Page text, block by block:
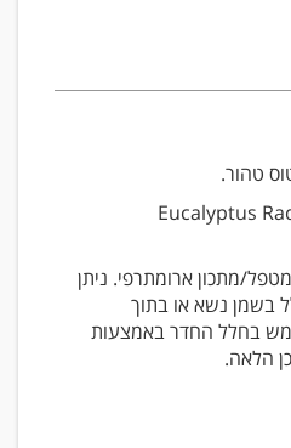
Eucalyptus
מתכון ארומתרפי. ניתן
בשמן נשא או בתוך
בחלל החדר באמצעות
הלאה.